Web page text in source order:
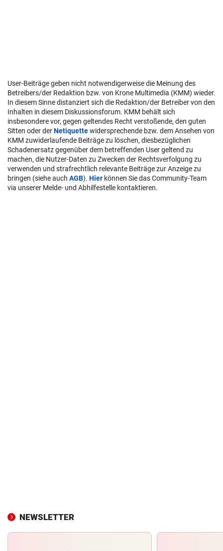
User-Beiträge geben nicht notwendigerweise die Meinung des
Betreibers/der Redaktion bzw. von Krone Multimedia (KMM) wieder.
In diesem Sinne distanziert sich die Redaktion/der Betreiber von den
Inhalten in diesem Diskussionsforum. KMM behält sich
insbesondere vor, gegen geltendes Recht verstoßende, den guten
Sitten oder derNetiquettewidersprechende bzw. dem Ansehen von
KMM zuwiderlaufende Beiträge zu löschen, diesbezüglichen
Schadenersatz gegenüber dem betreffenden User geltend zu
machen, die Nutzer-Daten zu Zwecken der Rechtsverfolgung zu
verwenden und strafrechtlich relevante Beiträge zur Anzeige zu
bringen (siehe auch AGB). Hier können Sie das Community-Team
via unserer Melde- und Abhilfestelle kontaktieren.
NEWSLETTER